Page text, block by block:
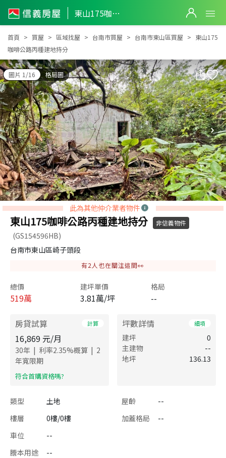
東山175咖啡公路丙種建地持分
東山175咖啡公路丙種建地持分
首頁 買屋 區域找屋 台南市買屋 台南市東山區買屋
東山175
咖啡公路丙種建地持分
圖片 1/16 格局圖
此為其他仲介業者物件
東山175咖啡公路丙種建地持分 非信義物件
(GS154596HB)
台南市東山區崎子頭段
有2 人也在關注這間👀
總價
519萬
建坪單價
3.81萬/坪
格局
--
房貸試算 計算
16,869 元/月
30年 | 利率2.35%概算 | 2
年寬限期
​符合首購資格嗎?
坪數詳情 細項
建坪
0
主建物
--
地坪
136.13
類型 土地 屋齡
--
樓層
0樓/0樓 加蓋格局
--
車位
--
謄本用途
--